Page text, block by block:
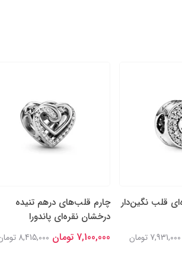
قلب نگین‌دار
7,931,000 تومان
چارم قلب‌های درهم تنیده
درخشان نقره‌ای پاندورا
7,100,000 تومان 8,415,000 تومان